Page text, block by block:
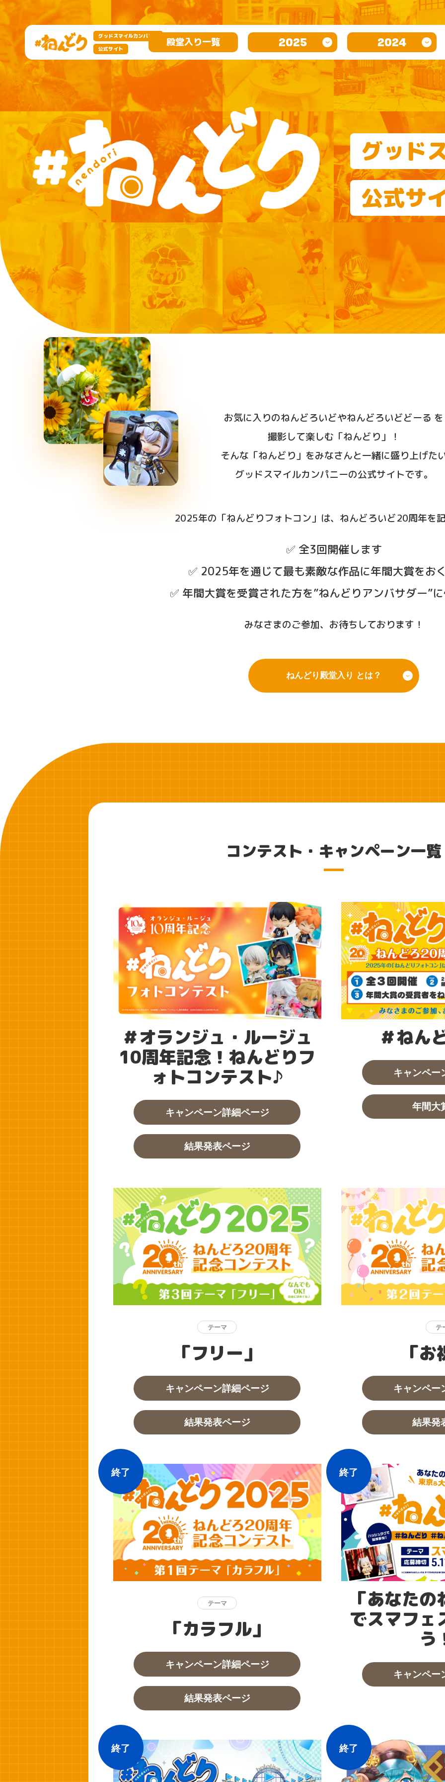
グッド
公式サ
お気に入りのねんどろいどやねんどろいどどーる を
撮影して楽しむ「ねんどり」！
そんな「ねんどり」をみなさんと一緒に盛り上げた
グッドスマイルカンパニーの公式サイトです。
2025年の「ねんどりフォトコン」は、 ねんどろいど20周年を
✅️ 全3回開催します
✅️ 2025年を通じて最も素敵な作品に年間大賞をお
✅️ 年間大賞を受賞された方を”ねんどりアンバサダー”
みなさまのご参加、お待ちしております！
ねんどり殿堂入り とは？
コンテスト・キャンペーン一覧
＃オランジュ・ルージュ
10周年記念！ねんどりフ
ォトコンテスト♪
キャンペーン詳細ページ
結果発表ページ
＃ねん
キャンペー
年間大
テーマ
「フリー」
キャンペーン詳細ページ
結果発表ページ
テ
「
キャンペー
結果発
テーマ
「カラフル」
キャンペーン詳細ページ
結果発表ページ
「あなた
でスマフェ
う
キャンペー
グッドスマイルカンパニー
公式サイト
殿堂入り一覧 2025 2024